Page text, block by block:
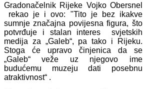
Gradonačelnik Rijeke Vojko Obersnel
rekao je i ovo: "Tito je bez ikakve
sumnje značajna povijesna figura, što
potvrđuje i stalan interes svjetskih
medija za „Galeb“, pa tako i Rijeku.
Stoga će upravo činjenica da se
„Galeb“ veže uz njegovo ime
budućemu muzeju dati posebnu
atraktivnost“ .